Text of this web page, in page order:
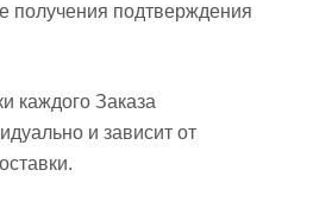
получения подтверждения
каждого Заказа
и зависит от